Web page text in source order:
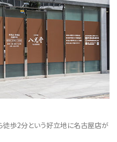
徒歩2分という好立地に名古屋店が